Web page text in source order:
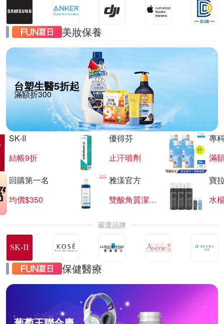
美妝保養
台塑生醫5折起
滿額折300
SK-II
結帳9折
優得芬
止汗噴劑
專
滿
回購第一名
均價$350
雅漾官方
雙酸角質潔膚露
寶
水
嚴選品牌
保健醫療